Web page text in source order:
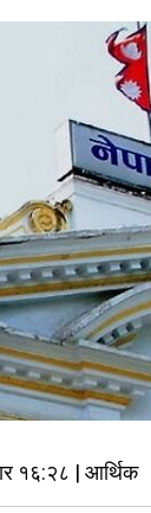
१६:२८ | आर्थिक